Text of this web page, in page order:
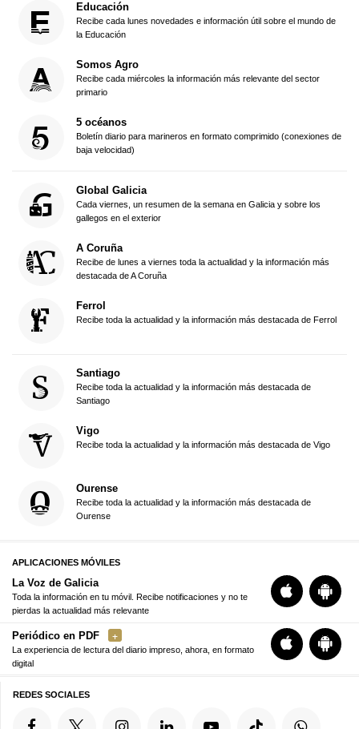
Educación
Recibe cada lunes novedades e información útil sobre el mundo de
la Educación
Somos Agro
Recibe cada miércoles la información más relevante del sector
primario
5 océanos
Boletín diario para marineros en formato comprimido (conexiones de
baja velocidad)
Global Galicia
Cada viernes, un resumen de la semana en Galicia y sobre los
gallegos en el exterior
A Coruña
Recibe de lunes a viernes toda la actualidad y la información más
destacada de A Coruña
Ferrol
Recibe toda la actualidad y la información más destacada de Ferrol
Santiago
Recibe toda la actualidad y la información más destacada de
Santiago
Vigo
Recibe toda la actualidad y la información más destacada de Vigo
Ourense
Recibe toda la actualidad y la información más destacada de
Ourense
APLICACIONES MÓVILES
La Voz de Galicia
Toda la información en tu móvil. Recibe notificaciones y no te
pierdas la actualidad más relevante
Periódico en PDF
La experiencia de lectura del diario impreso, ahora, en formato
digital
REDES SOCIALES